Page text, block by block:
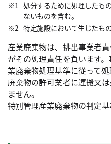
処分するために処理したも
ないものを含む。
特定施設において生じたもの
産業廃棄物は、排出事業者
がその処理責任を負います
業廃棄物処理基準に従って
廃棄物の許可業者に運搬又
ません。
特別管理産業廃棄物の判定